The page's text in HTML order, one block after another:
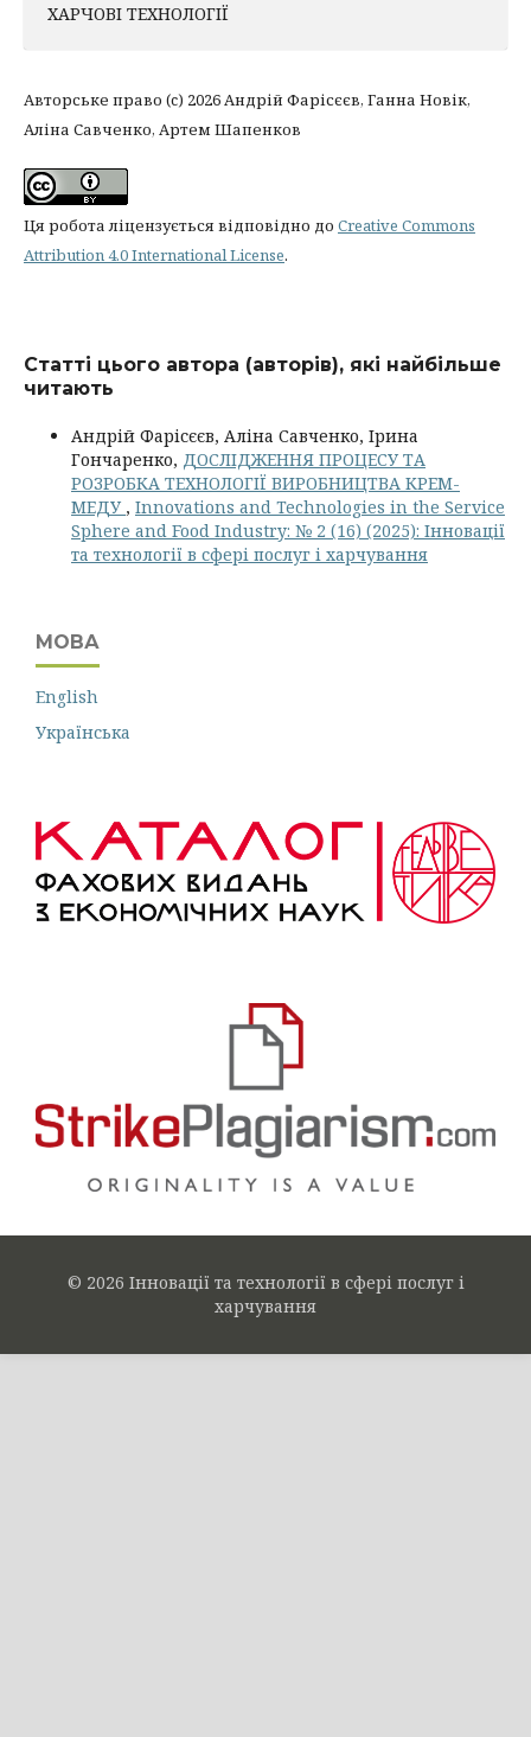
ХАРЧОВІ ТЕХНОЛОГІЇ
Авторське право (c) 2026 Андрій Фарісєєв, Ганна Новік,
Аліна Савченко, Артем Шапенков
Ця робота ліцензується відповідно до Creative Commons
Attribution 4.0 International License.
Статті цього автора (авторів), які найбільше
читають
Андрій Фарісєєв, Аліна Савченко, Ірина
Гончаренко, ДОСЛІДЖЕННЯ ПРОЦЕСУ ТА
РОЗРОБКА ТЕХНОЛОГІЇ ВИРОБНИЦТВА КРЕМ-
МЕДУ , Innovations and Technologies in the Service
Sphere and Food Industry: № 2 (16) (2025): Інновації
та технології в сфері послуг і харчування
МОВА
English
Українська
© 2026 Інновації та технології в сфері послуг і
харчування